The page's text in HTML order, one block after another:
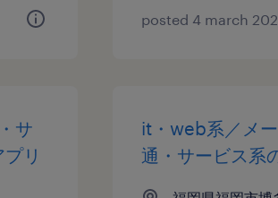
posted 4 march
サ
リ
it・web系／メ
通・サービス系